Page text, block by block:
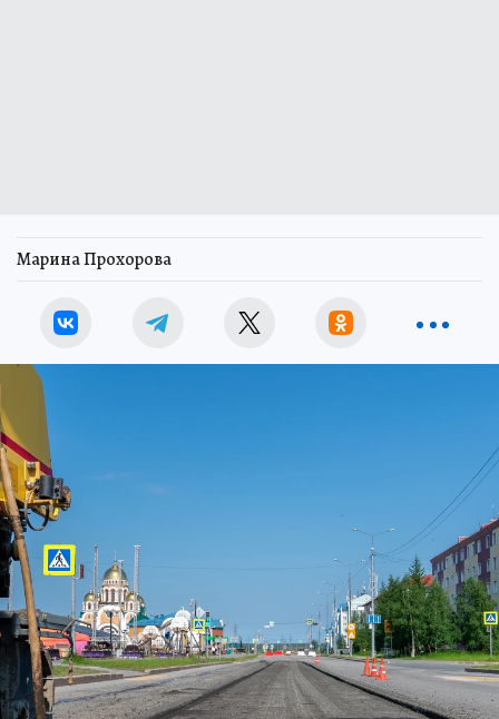
Марина Прохорова